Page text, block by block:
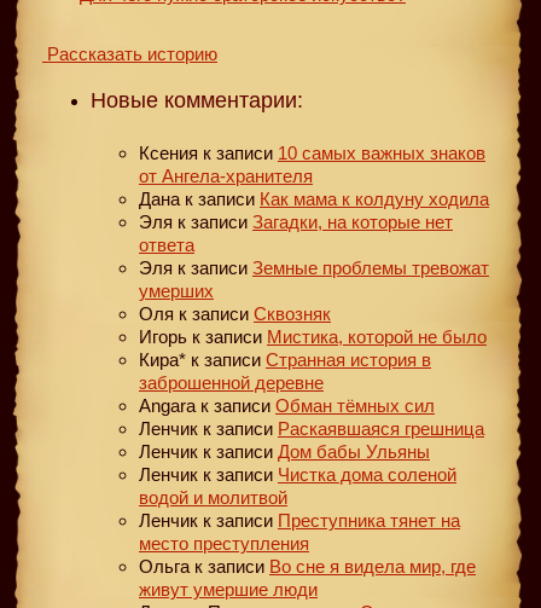
Рассказать историю
Новые комментарии:
Ксения к записи 10 самых важных знаков
от Ангела-хранителя
Дана к записи Как мама к колдуну ходила
Эля к записи Загадки, на которые нет
ответа
Эля к записи Земные проблемы тревожат
умерших
Оля к записи Сквозняк
Игорь к записи Мистика, которой не было
Кира* к записи Странная история в
заброшенной деревне
Angara к записи Обман тёмных сил
Ленчик к записи Раскаявшаяся грешница
Ленчик к записи Дом бабы Ульяны
Ленчик к записи Чистка дома соленой
водой и молитвой
Ленчик к записи Преступника тянет на
место преступления
Ольга к записи Во сне я видела мир, где
живут умершие люди